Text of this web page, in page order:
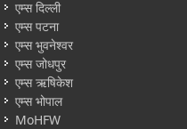
एम्स दिल्ली
एम्स पटना
एम्स भुवनेश्वर
एम्स जोधपुर
एम्स ऋषिकेश
एम्स भोपाल
MoHFW